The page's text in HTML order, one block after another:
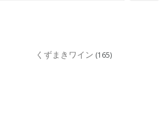
くずまきワイン (165)